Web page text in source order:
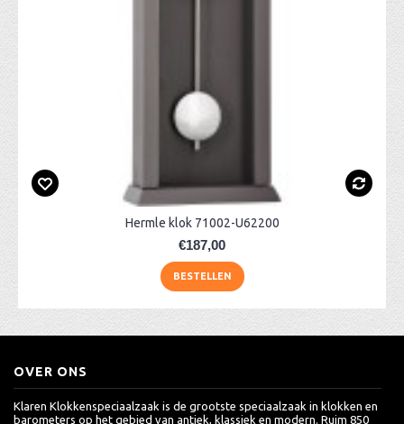
Hermle klok 71002-U62200
€187,00
BESTELLEN
OVER ONS
Klaren Klokkenspeciaalzaak is de grootste speciaalzaak in klokken en
barometers op het gebied van antiek, klassiek en modern. Ruim 850